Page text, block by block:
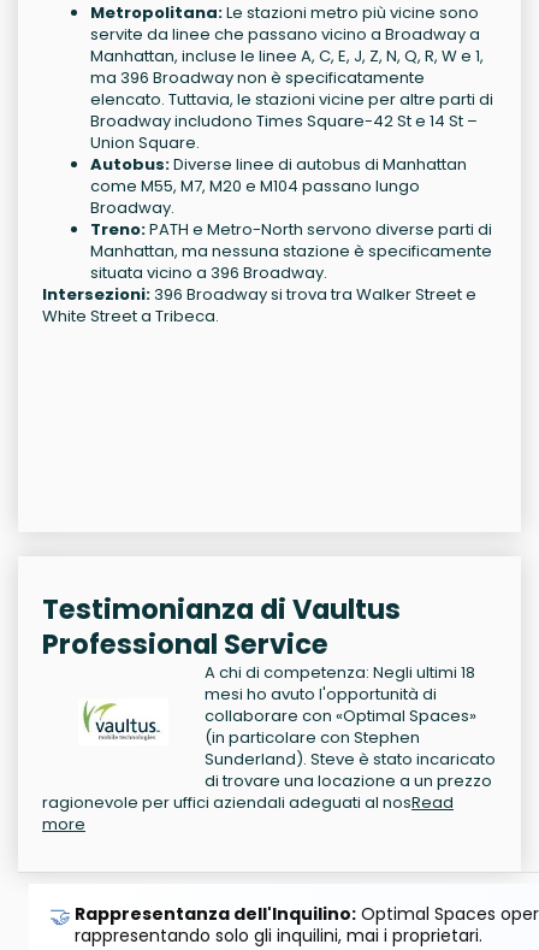
Metropolitana:Le stazioni metro più vicine sono
servite da linee che passano vicino a Broadway a
Manhattan, incluse le linee A, C, E, J, Z, N, Q, R, W e 1,
ma 396 Broadway non è specificatamente
elencato. Tuttavia, le stazioni vicine per altre parti di
Broadway includono Times Square-42 St e 14 St –
Union Square.
Autobus:Diverse linee di autobus di Manhattan
come M55, M7, M20 e M104 passano lungo
Broadway.
Treno:PATH e Metro-North servono diverse parti di
Manhattan, ma nessuna stazione è specificamente
situata vicino a 396 Broadway.
Intersezioni:396 Broadway si trova tra Walker Street e
White Street a Tribeca.
Testimonianza di Vaultus
Professional Service
A chi di competenza: Negli ultimi 18
mesi ho avuto l'opportunità di
collaborare con «Optimal Spaces»
(in particolare con Stephen
Sunderland). Steve è stato incaricato
di trovare una locazione a un prezzo
ragionevole per uffici aziendali adeguati al nosRead
more
🤝 Rappresentanza dell'Inquilino: Optimal Spaces
rappresentando solo gli inquilini, mai i proprietari.